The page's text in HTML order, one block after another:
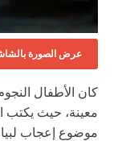
عرض الصورة
كان الأطفال
معينة، حيث يكتب
موضوع إعجاب